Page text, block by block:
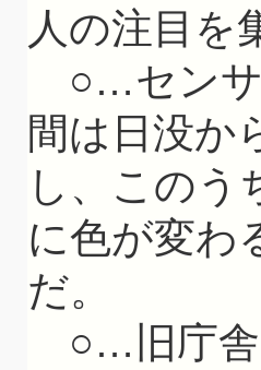
人の注目を
○…センサ
間は日没か
し、このう
に色が変わ
だ。
○…旧庁舎